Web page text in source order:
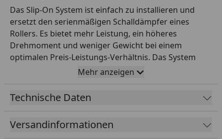
Das Slip-On System ist einfach zu installieren und
ersetzt den serienmäßigen Schalldämpfer eines
Rollers. Es bietet mehr Leistung, ein höheres
Drehmoment und weniger Gewicht bei einem
optimalen Preis-Leistungs-Verhältnis. Das System
verleiht dem Scooter den unverwechselbaren tiefen
Erscheinungsbild dramatisch. Jedes Produkt verfügt
über eine hochwertige Endkappe aus Carbon. Die EC-
ein Katalysator installiert wird.
Mehr anzeigen
Technische Daten
Versandinformationen